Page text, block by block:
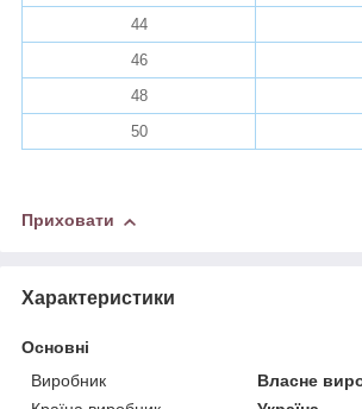
44
46
48
50
Приховати
Характеристики
Основні
Виробник
Власне